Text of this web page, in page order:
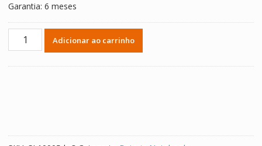
Garantia: 6 meses
Bateria
Adicionar ao carrinho